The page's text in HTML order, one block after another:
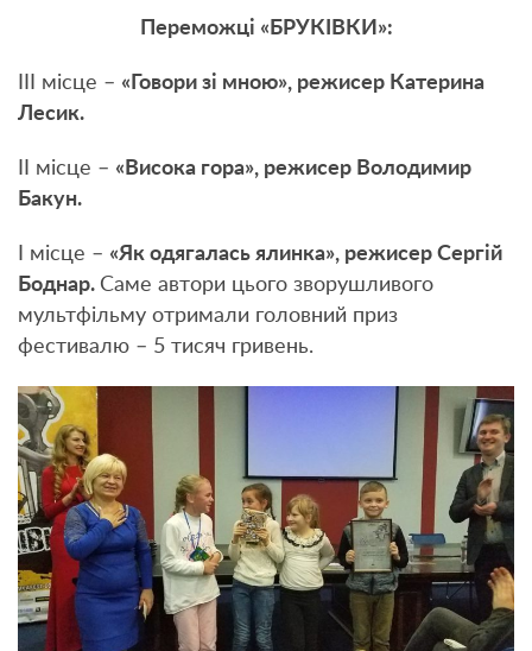
Переможці «БРУКІВКИ»:
ІІІ місце – «Говори зі мною», режисер Катерина
Лесик.
ІІ місце – «Висока гора», режисер Володимир
Бакун.
І місце – «Як одягалась ялинка», режисер Сергій
Боднар. Саме автори цього зворушливого
мультфільму отримали головний приз
фестивалю – 5 тисяч гривень.